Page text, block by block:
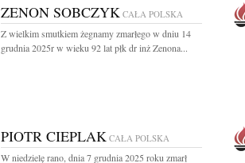
ZENON SOBCZYK CAŁA POLSKA
Z wielkim smutkiem żegnamy zmarłego w dniu 14
grudnia 2025r w wieku 92 lat płk dr inż Zenona...
PIOTR CIEPLAK CAŁA POLSKA
W niedzielę rano, dnia 7 grudnia 2025 roku zmarł